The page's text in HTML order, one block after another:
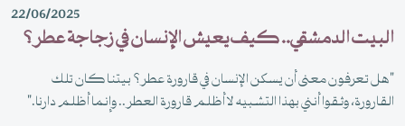
22/06/2025
البيت الدمشقي.. كيف يعيش الإنسان في زجاجة عطر؟
"هل تعرفون معنى أن يسكن الإنسان في قارورة عطر؟ بيتنا كان تلك
القارورة، وثقوا أنني بهذا التشبيه لا أظلم قارورة العطر.. وإنما أظلم دارنا."